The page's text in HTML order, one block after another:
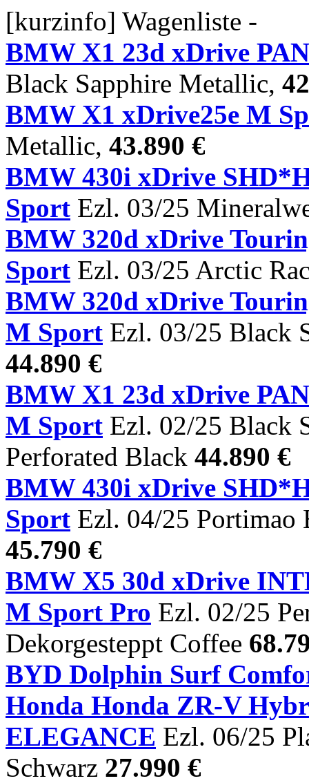
[kurzinfo] Wagenliste -
BMW X1 23d xDrive
Black Sapphire Metallic,
BMW X1 xDrive25e M
Metallic, 43.890 €
BMW 430i xDrive
Sport Ezl. 03/25
BMW 320d xDrive
Sport Ezl. 03/25 Arctic
BMW 320d xDrive
M Sport Ezl. 03/25 Black
44.890 €
BMW X1 23d xDrive
M Sport Ezl. 02/25 Black
Perforated Black 44.890 €
BMW 430i xDrive
Sport Ezl. 04/25
45.790 €
BMW X5 30d xDrive
M Sport Pro Ezl. 02/25
Dekorgesteppt Coffee
BYD Dolphin Surf
Honda Honda ZR-V
ELEGANCE Ezl. 06/25
Schwarz 27.990 €